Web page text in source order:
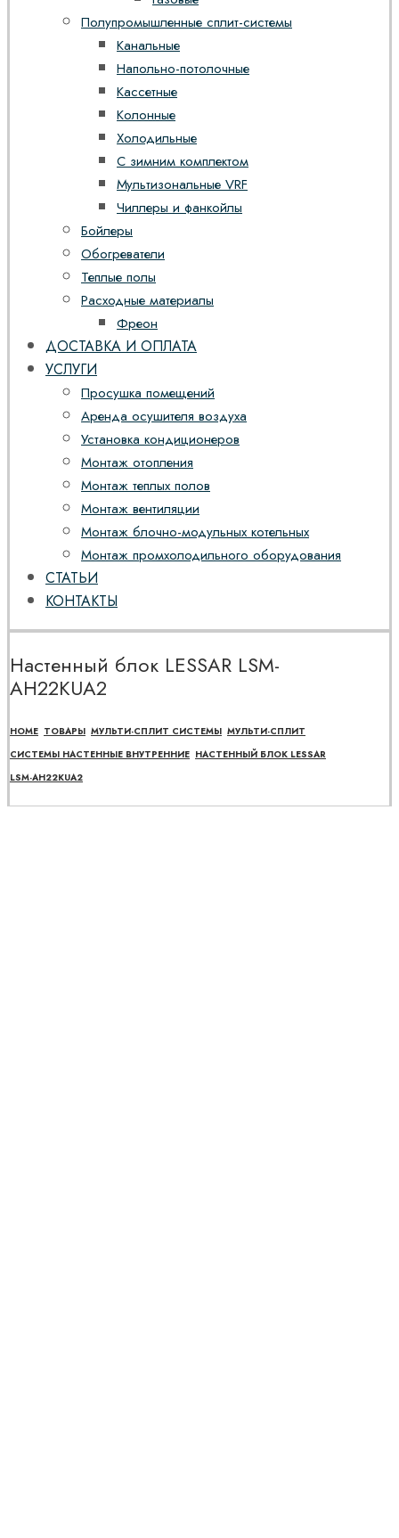
Полупромышленные сплит-системы
Канальные
Напольно-потолочные
Кассетные
Колонные
Холодильные
С зимним комплектом
Мультизональные VRF
Чиллеры и фанкойлы
Бойлеры
Обогреватели
Теплые полы
Расходные материалы
Фреон
ДОСТАВКА И ОПЛАТА
УСЛУГИ
Просушка помещений
Аренда осушителя воздуха
Установка кондиционеров
Монтаж отопления
Монтаж теплых полов
Монтаж вентиляции
Монтаж блочно-модульных котельных
Монтаж промхолодильного оборудования
СТАТЬИ
КОНТАКТЫ
Настенный блок LESSAR LSM-
AH22KUA2
HOME ТОВАРЫ МУЛЬТИ-СПЛИТ СИСТЕМЫ МУЛЬТИ-СПЛИТ
СИСТЕМЫ НАСТЕННЫЕ ВНУТРЕННИЕ НАСТЕННЫЙ БЛОК LESSAR
LSM-AH22KUA2